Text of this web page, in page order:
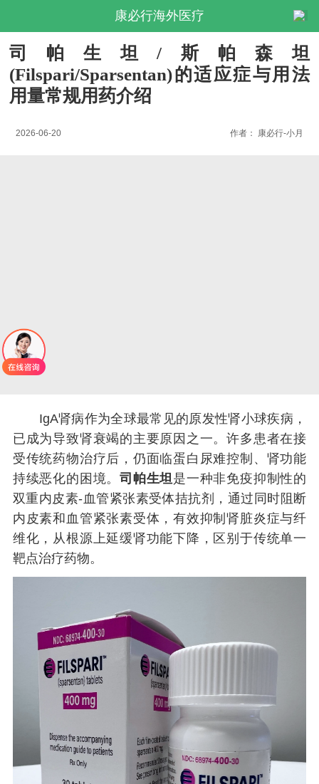
康必行海外医疗
司帕生坦/斯帕森坦
(Filspari/Sparsentan)的适应症与用法
用量常规用药介绍
2026-06-20 作者： 康必行-小月
IgA肾病作为全球最常见的原发性肾小球疾病，
已成为导致肾衰竭的主要原因之一。许多患者在接
受传统药物治疗后，仍面临蛋白尿难控制、肾功能
持续恶化的困境。司帕生坦是一种非免疫抑制性的
双重内皮素-血管紧张素受体拮抗剂，通过同时阻断
内皮素和血管紧张素受体，有效抑制肾脏炎症与纤
维化，从根源上延缓肾功能下降，区别于传统单一
靶点治疗药物。